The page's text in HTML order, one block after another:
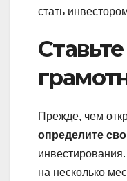
стать
Прежде, чем
определите
на несколько